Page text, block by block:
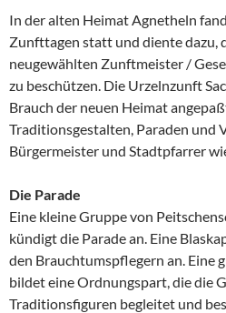
In der alten Heimat Agnetheln
Zunfttagen statt und diente dazu,
neugewählten Zunftmeister /
zu beschützen. Die Urzelnzunft
Brauch der neuen Heimat
Traditionsgestalten, Paraden und
Bürgermeister und Stadtpfarrer
Die Parade
Eine kleine Gruppe von
kündigt die Parade an. Eine
den Brauchtumspflegern an. Eine
bildet eine Ordnungspart, die die
Traditionsfiguren begleitet und